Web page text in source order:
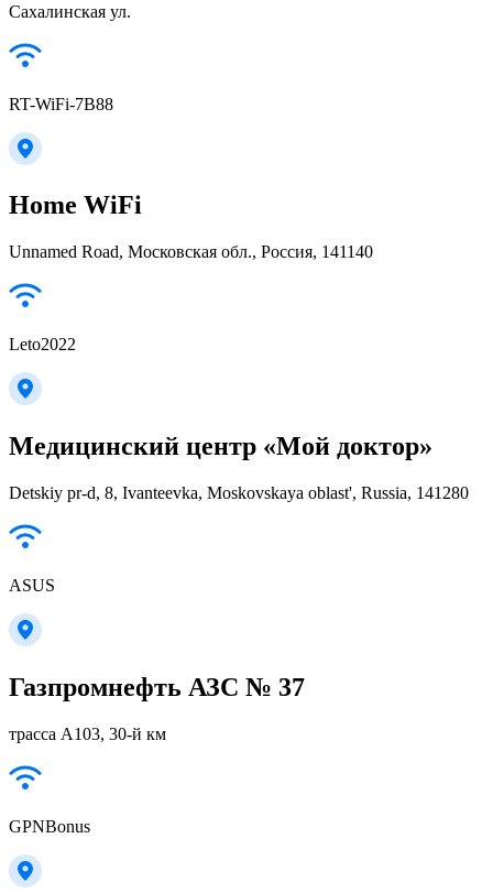
Сахалинская ул.
RT-WiFi-7B88
Home WiFi
Unnamed Road, Московская обл., Россия, 141140
Leto2022
Медицинский центр «Мой доктор»
Detskiy pr-d, 8, Ivanteevka, Moskovskaya oblast', Russia, 141280
ASUS
Газпромнефть АЗС № 37
трасса А103, 30-й км
GPNBonus